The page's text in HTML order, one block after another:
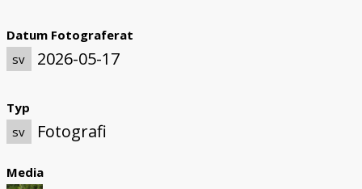
Datum Fotograferat
sv
2026-05-17
Typ
sv
Fotografi
Media